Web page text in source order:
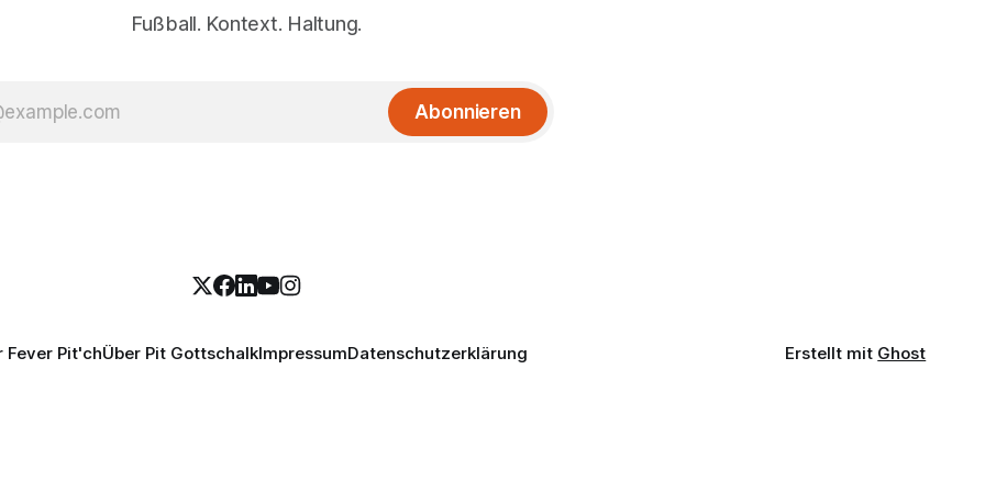
Fußball. Kontext. Haltung.
Abonnieren
Fever Pit'chÜber Pit GottschalkImpressumDatenschutzerklärung Erstellt mit Ghost